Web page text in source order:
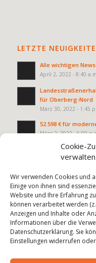
Cookie-
verwalten
Wir verwenden Cookies und
Einige von ihnen sind
Website und Ihre Erfahrung
können verarbeitet werden
Anzeigen und Inhalte oder
Informationen über die
Datenschutzerklärung. Sie
Einstellungen widerrufen
April 2, 2022 - 8:40
für Oberberg-Nord
März 30, 2022 - 1:45
März 2, 2022 - 6:00
RECHTLICHES
Impressum